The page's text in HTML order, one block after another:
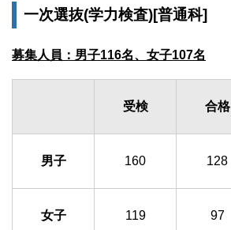
一次選抜(学力検査)[普通科]
募集人員：男子116名、女子107名
受検 合格
男子 160 128
女子 119 97